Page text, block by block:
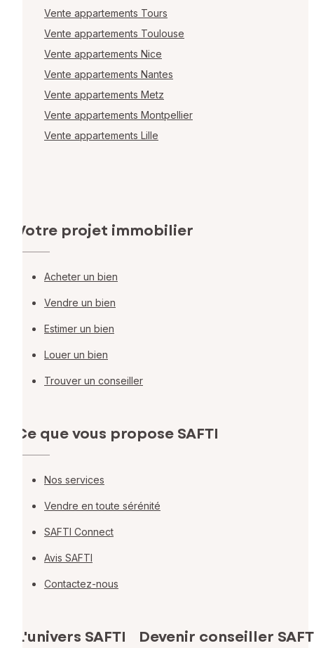
Vente appartements Tours
Vente appartements Toulouse
Vente appartements Nice
Vente appartements Nantes
Vente appartements Metz
Vente appartements Montpellier
Vente appartements Lille
Votre projet immobilier
Acheter un bien
Vendre un bien
Estimer un bien
Louer un bien
Trouver un conseiller
Ce que vous propose SAFTI
Nos services
Vendre en toute sérénité
SAFTI Connect
Avis SAFTI
Contactez-nous
L'univers SAFTI Devenir conseiller